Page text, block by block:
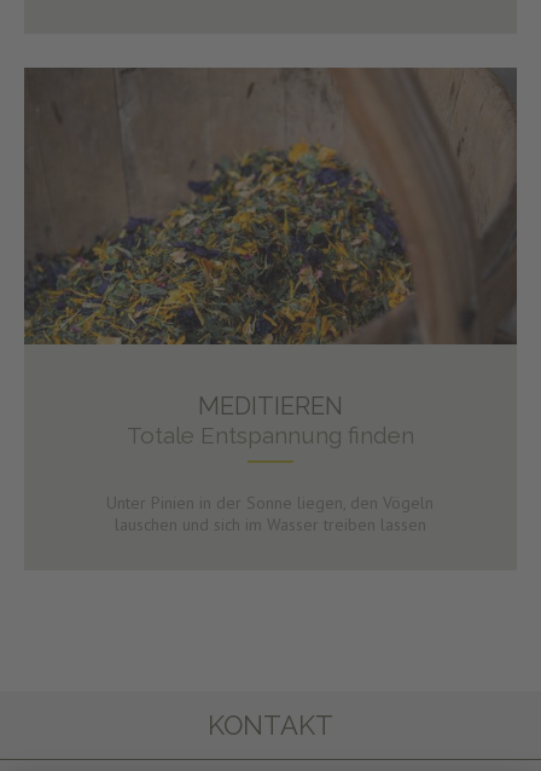
MEDITIEREN
Totale Entspannung finden
Unter Pinien in der Sonne liegen, den Vögeln
lauschen und sich im Wasser treiben lassen
KONTAKT